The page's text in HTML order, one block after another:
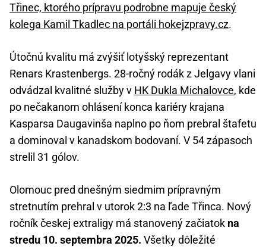
Třinec, ktorého prípravu podrobne mapuje český
kolega Kamil Tkadlec na portáli hokejzpravy.cz.
Útočnú kvalitu má zvýšiť lotyšský reprezentant
Renars Krastenbergs. 28-ročný rodák z Jelgavy vlani
odvádzal kvalitné služby v HK Dukla Michalovce, kde
po nečakanom ohlásení konca kariéry krajana
Kasparsa Daugavinša naplno po ňom prebral štafetu
a dominoval v kanadskom bodovaní. V 54 zápasoch
strelil 31 gólov.
Olomouc pred dnešným siedmim prípravným
stretnutím prehral v utorok 2:3 na ľade Třinca. Nový
ročník českej extraligy má stanovený začiatok na
stredu 10. septembra 2025. Všetky dôležité